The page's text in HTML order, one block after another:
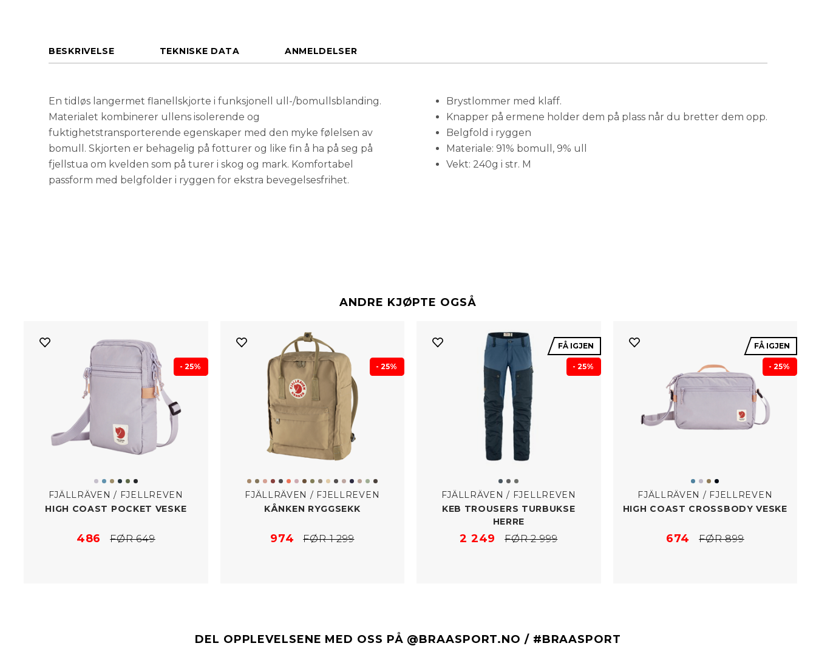
BESKRIVELSE TEKNISKE DATA ANMELDELSER
En tidløs langermet flanellskjorte i funksjonell ull-/bomullsblanding.
Materialet kombinerer ullens isolerende og
fuktighetstransporterende egenskaper med den myke følelsen av
bomull. Skjorten er behagelig på fotturer og like fin å ha på seg på
fjellstua om kvelden som på turer i skog og mark. Komfortabel
passform med belgfolder i ryggen for ekstra bevegelsesfrihet.
Brystlommer med klaff.
Knapper på ermene holder dem på plass når du bretter dem opp.
Belgfold i ryggen
Materiale: 91% bomull, 9% ull
Vekt: 240g i str. M
ANDRE KJØPTE OGSÅ
- 25%
FJÄLLRÄVEN / FJELLREVEN
HIGH COAST POCKET VESKE
486 FØR 649
- 25%
FJÄLLRÄVEN / FJELLREVEN
KÅNKEN RYGGSEKK
974 FØR 1 299
FÅ IGJEN
- 25%
FJÄLLRÄVEN / FJELLREVEN
KEB TROUSERS TURBUKSE
HERRE
2 249 FØR 2 999
FÅ IGJEN
- 25%
FJÄLLRÄVEN / FJELLREVEN
HIGH COAST CROSSBODY VESKE
674 FØR 899
DEL OPPLEVELSENE MED OSS PÅ @BRAASPORT.NO / #BRAASPORT